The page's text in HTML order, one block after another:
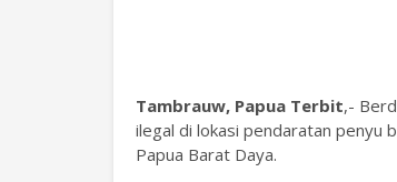
Tambrauw, Papua Terbit,-
ilegal di lokasi pendaratan penyu
Papua Barat Daya.